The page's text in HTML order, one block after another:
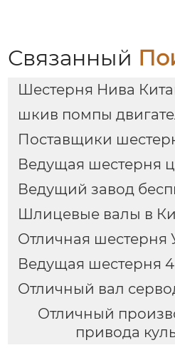
Связанный
Шестерня Нива
шкив помпы
Поставщики
Ведущая шестерня
Ведущий завод
Шлицевые валы в
Отличная шестерня
Ведущая шестерня 4
Отличный вал
Отличный
привода